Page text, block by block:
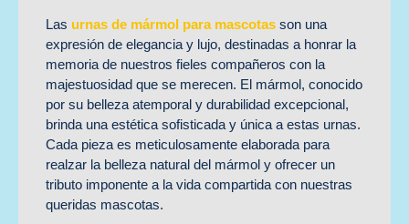
Las urnas de mármol para mascotas son una
expresión de elegancia y lujo, destinadas a honrar la
memoria de nuestros fieles compañeros con la
majestuosidad que se merecen. El mármol, conocido
por su belleza atemporal y durabilidad excepcional,
brinda una estética sofisticada y única a estas urnas.
Cada pieza es meticulosamente elaborada para
realzar la belleza natural del mármol y ofrecer un
tributo imponente a la vida compartida con nuestras
queridas mascotas.